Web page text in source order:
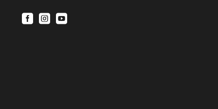
  